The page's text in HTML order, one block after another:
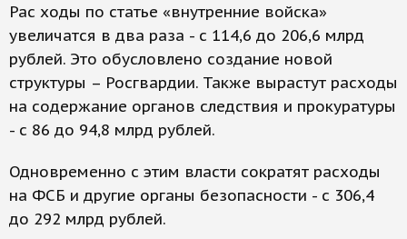
Рас ходы по статье «внутренние войска»
увеличатся в два раза - с 114,6 до 206,6 млрд
рублей. Это обусловлено создание новой
структуры – Росгвардии. Также вырастут расходы
на содержание органов следствия и прокуратуры
- с 86 до 94,8 млрд рублей.
Одновременно с этим власти сократят расходы
на ФСБ и другие органы безопасности - с 306,4
до 292 млрд рублей.